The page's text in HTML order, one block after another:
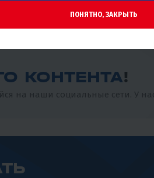
КОНТЕНТА!
на наши социальные сети. У
ПОНЯТНО, ЗАКРЫТЬ